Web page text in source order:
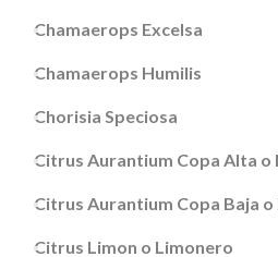
Chamaerops Excelsa
Chamaerops Humilis
Chorisia Speciosa
Citrus Aurantium Copa Alta o
Citrus Aurantium Copa Baja
Citrus Limon o Limonero